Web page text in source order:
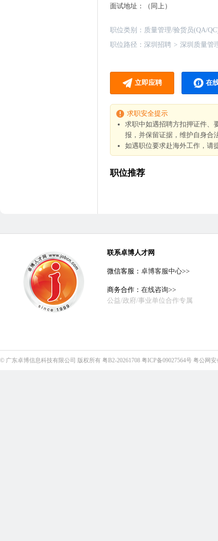
面试地址：
（同上）
职位类别： 质量管理/验货员(QA/
职位路径： 深圳招聘 > 深圳质量管
立即应聘 在
求职安全提示
求职中如遇招聘方扣押证件、
报，并保留证据，维护自身合
如遇职位要求赴海外工作，请
职位推荐
联系卓博人才网
微信客服： 卓博客服中心>>
商务合作： 在线咨询>>
公益/政府/事业单位合作专属
© 广东卓博信息科技有限公司 版权所有 粤B2-20261708 粤ICP备09027564号 粤公网安